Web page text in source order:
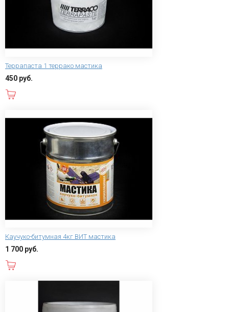
Террапаста 1 террако мастика
450 руб.
Каучуко-битумная 4кг ВИТ мастика
1 700 руб.